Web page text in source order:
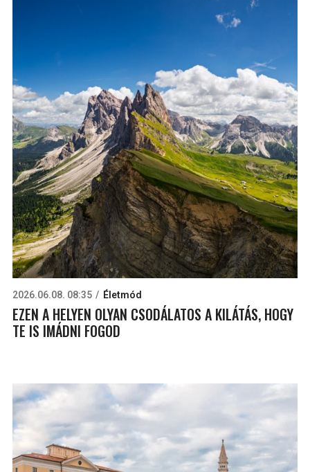
2026.06.08. 08:35 Életmód
EZEN A HELYEN OLYAN CSODÁLATOS A KILÁTÁS, HOGY
TE IS IMÁDNI FOGOD